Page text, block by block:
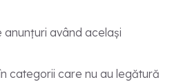
anunțuri având același
categorii care nu au legătură